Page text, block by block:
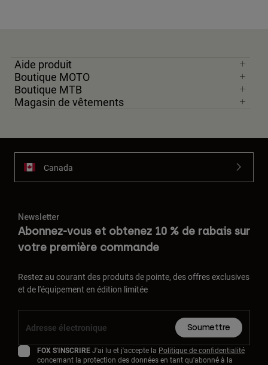
Aide produit
Boutique MOTO
Boutique MTB
Magasin de vêtements
Canada
Newsletter
Abonnez-vous et obtenez 10 % de rabais sur
votre première commande
Restez au courant des produits de pointe, des offres exclusives
et de l'équipement en édition limitée
Soumettre
FOX S'INSCRIREJ'ai lu et j'accepte la Politique de confidentialité
concernant la protection des données en tant qu'abonné à la